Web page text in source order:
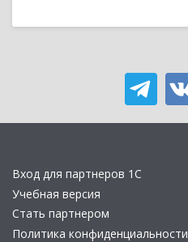
Вход для партнеров 1С
Учебная версия
Стать партнером
Политика конфиденциальности